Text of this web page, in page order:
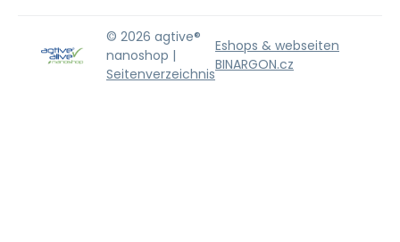
© 2026 agtive®
nanoshop |
Seitenverzeichnis
Eshops & webseiten
BINARGON.cz